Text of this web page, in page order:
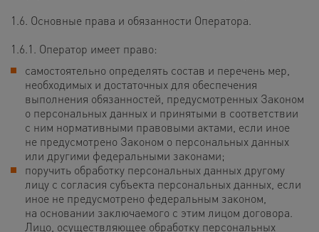
1.6. Основные права и обязанности Оператора.
1.6.1. Оператор имеет право:
самостоятельно определять состав и перечень мер,
необходимых и достаточных для обеспечения
выполнения обязанностей, предусмотренных Законом
о персональных данных и принятыми в соответствии
с ним нормативными правовыми актами, если иное
не предусмотрено Законом о персональных данных
или другими федеральными законами;
поручить обработку персональных данных другому
лицу с согласия субъекта персональных данных, если
иное не предусмотрено федеральным законом,
на основании заключаемого с этим лицом договора.
Лицо, осуществляющее обработку персональных